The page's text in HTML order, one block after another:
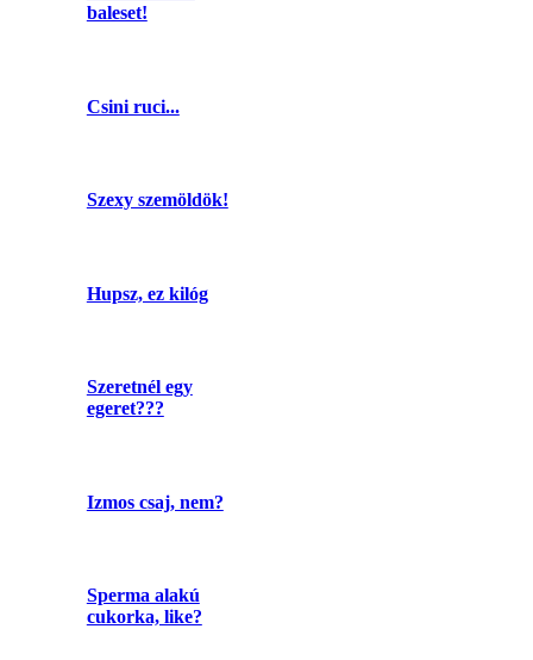
baleset!
Csini ruci...
Szexy szemöldök!
Hupsz, ez kilóg
Szeretnél egy
egeret???
Izmos csaj, nem?
Sperma alakú
cukorka, like?